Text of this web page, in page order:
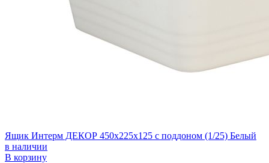
Ящик Интерм ДЕКОР 450х225х125 с поддоном (1/25) Белый
в наличии
В корзину